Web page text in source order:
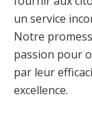
un service
Notre
passion pour
par leur
excellence.